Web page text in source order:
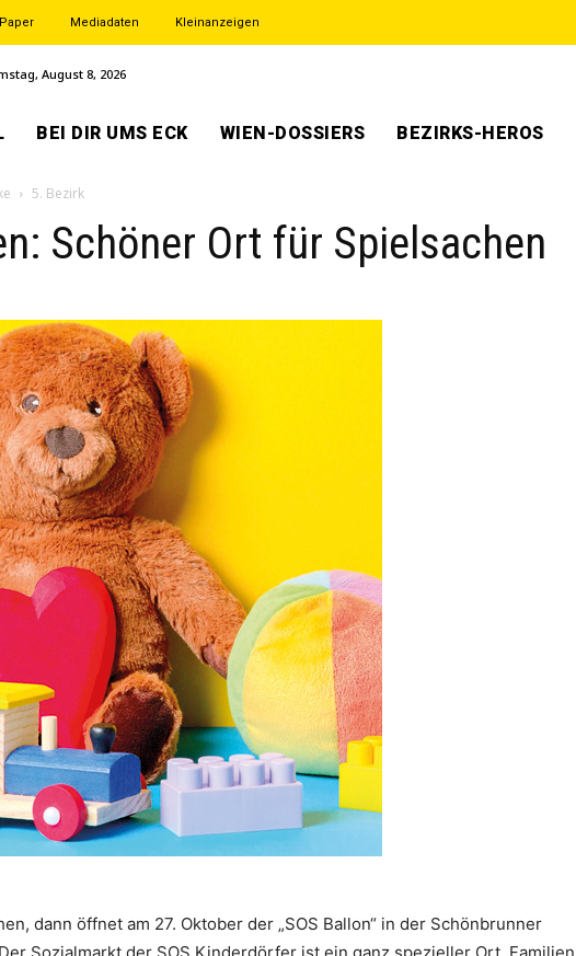
Paper Mediadaten Kleinanzeigen
August 8, 2026
BEI DIR UMS ECK WIEN-DOSSIERS BEZIRKS-HEROS
5. Bezirk
Schöner Ort für Spielsachen
dann öffnet am 27. Oktober der „SOS Ballon“ in der Schönbrunner